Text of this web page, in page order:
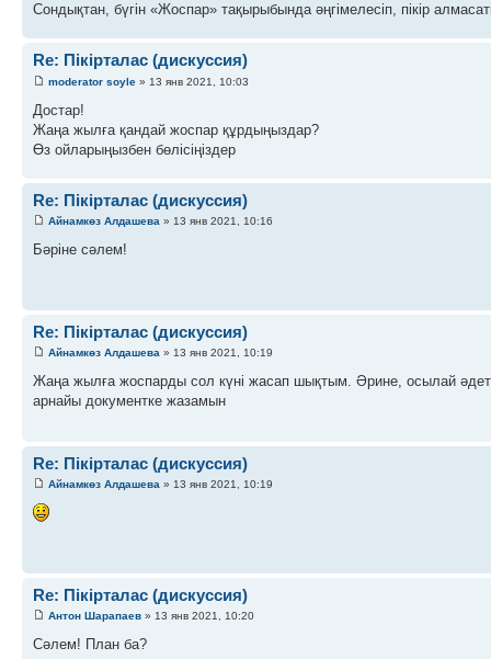
Сондықтан, бүгін «Жоспар» тақырыбында әңгімелесіп, пікір
Re: Пікірталас (дискуссия)
moderator soyle » 13 янв 2021, 10:03
Достар!
Жаңа жылға қандай жоспар құрдыңыздар?
Өз ойларыңызбен бөлісіңіздер
Re: Пікірталас (дискуссия)
Айнамкөз Алдашева » 13 янв 2021, 10:16
Бәріне сәлем!
Re: Пікірталас (дискуссия)
Айнамкөз Алдашева » 13 янв 2021, 10:19
Жаңа жылға жоспарды сол күні жасап шықтым. Әрине, осылай
арнайы документке жазамын
Re: Пікірталас (дискуссия)
Айнамкөз Алдашева » 13 янв 2021, 10:19
Re: Пікірталас (дискуссия)
Антон Шарапаев » 13 янв 2021, 10:20
Сәлем! План ба?